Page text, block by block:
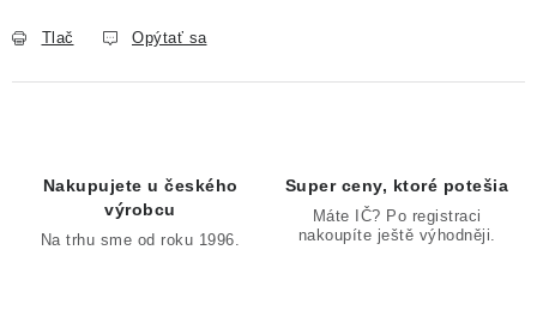
Tlač Opýtať sa
Nakupujete u českého
výrobcu
Na trhu sme od roku 1996.
Super ceny, ktoré potešia
Máte IČ? Po registraci
nakoupíte ještě výhodněji.